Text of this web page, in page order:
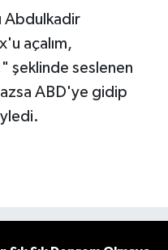
Abdulkadir
açalım,
şeklinde seslenen
ABD'ye gidip